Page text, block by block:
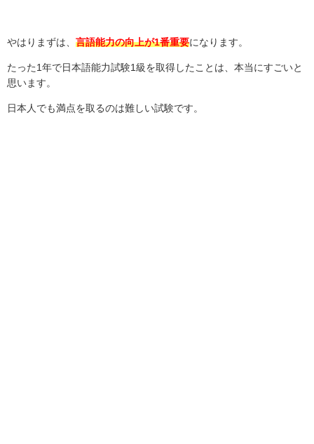
やはりまずは、 言語能力の向上が1番重要になります。
たった 1 年で日本語能力試験1 級を取得したことは、本当にすごいと
思います。
日本人でも満点を取るのは難しい試験です。